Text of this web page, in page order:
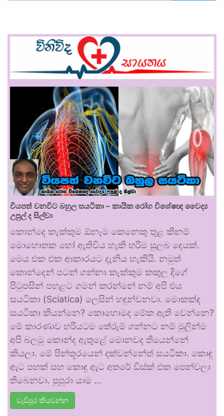
වියපත් වනවිට බහුල සයටිකා – කායික රෝග විශේෂඥ වෛද්‍ය
උපුල් ද සිල්වා
කොන්දෙ කැක්කුම ඕනෑම කෙනෙකු තුළ කිනම්
මොහොතක හෝ ඇතිවිය හැකි හරිම සුලබ දෙයක්.
මෙය එක එක ආකාරයට දැනිය හැකියි. නමුත්
කොන්දෙන් පටන් ගන්නා කැක්කුම කකුල දිගේ
පිටුපසින් පහළට ගමන් කරන්නේ නම් අපි එය
සයටිකා (Sciatica) ලෙසින් හඳුන්වනවා. මොකක්ද
සයටිකා කියන්නෙ? කොහොමද මේක ඇති වෙන්නෙ?
මේ කාරණාව හරියටම තේරුම් ගන්නට නම් මුලින්ම
අපි බලමු කොන්ද ඇතුළේ මොනවද තියෙන්නේ
කියලා. මේ පින්තූරයෙන් දක්වන්නේත් සයටිකා. කොඳු
ඇට පහක් සහ කොඳු ඇට අතරේ ඩිස්ක් එක පෙන්වලා
තිබෙනවා. පුපුරා යාම …
වැඩිපුර කියවන්න